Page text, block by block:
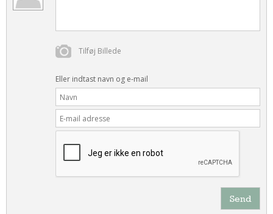
Tilføj Billede
Eller indtast navn og e-mail
Send